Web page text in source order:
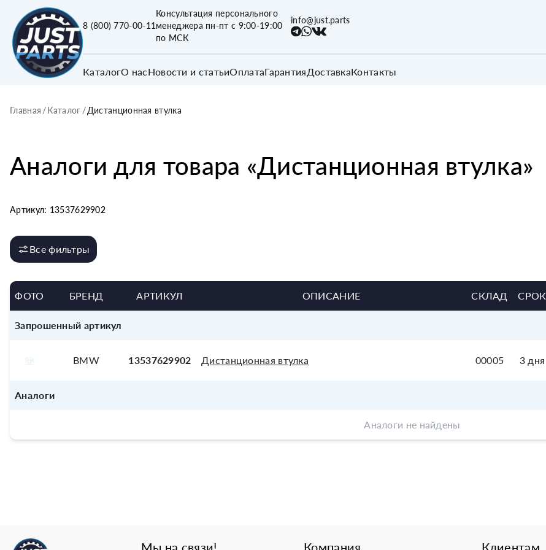
8 (800) 770-00-11
Консультация персонального
менеджера пн-пт с 9:00-19:00
по МСК
info@just.parts
КаталогО насНовости и статьиОплатаГарантия ДоставкаКонтакты
Главная /Каталог /Дистанционная втулка
Аналоги для товара «Дистанционная втулка»
Артикул: 13537629902
Все фильтры
ФОТО БРЕНД АРТИКУЛ ОПИСАНИЕ СКЛАД СРОК
Запрошенный артикул
BMW 13537629902 Дистанционная втулка 00005 3 дня
Аналоги
Аналоги не найдены
Мы на связи! Компания Клиентам